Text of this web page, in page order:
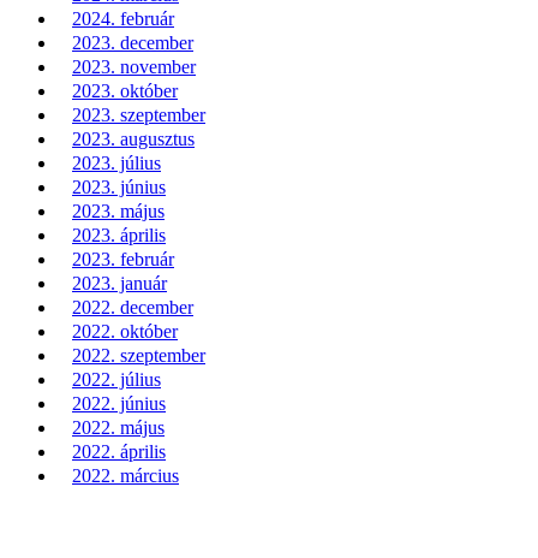
2024. február
2023. december
2023. november
2023. október
2023. szeptember
2023. augusztus
2023. július
2023. június
2023. május
2023. április
2023. február
2023. január
2022. december
2022. október
2022. szeptember
2022. július
2022. június
2022. május
2022. április
2022. március